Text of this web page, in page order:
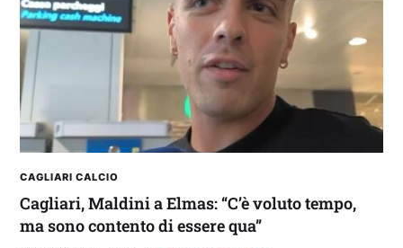
CAGLIARI CALCIO
Cagliari, Maldini a Elmas: “C’è voluto tempo,
ma sono contento di essere qua”